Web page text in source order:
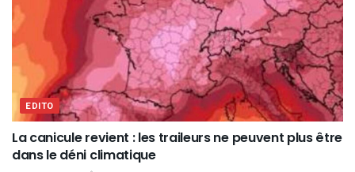
EDITO
La canicule revient : les traileurs ne peuvent plus être
dans le déni climatique